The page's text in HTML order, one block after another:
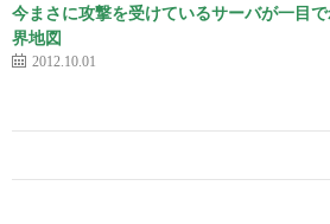
今まさに攻撃を受けているサーバが一目
界地図
2012.10.01